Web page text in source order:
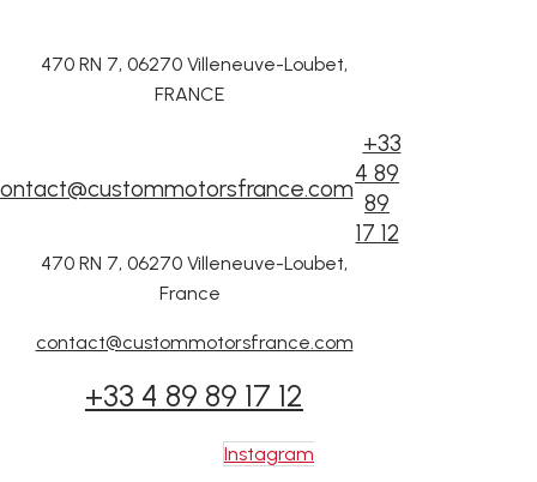
470 RN 7, 06270 Villeneuve-Loubet,
FRANCE
+33
4 89
89
17 12
470 RN 7, 06270 Villeneuve-Loubet,
France
contact@custommotorsfrance.com
+33 4 89 89 17 12
Instagram